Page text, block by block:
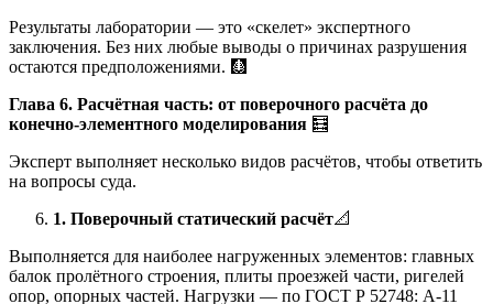
Результаты лаборатории — это «скелет» экспертного
заключения. Без них любые выводы о причинах разрушения
остаются предположениями. 🩻
Глава 6. Расчётная часть: от поверочного расчёта до
конечно-элементного моделирования 🧮
Эксперт выполняет несколько видов расчётов, чтобы ответить
на вопросы суда.
1. Поверочный статический расчёт📐
Выполняется для наиболее нагруженных элементов: главных
балок пролётного строения, плиты проезжей части, ригелей
опор, опорных частей. Нагрузки — по ГОСТ Р 52748: А-11